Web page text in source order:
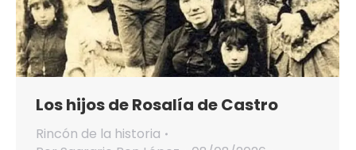
Los hijos de Rosalía de Castro
Rincón de la historia